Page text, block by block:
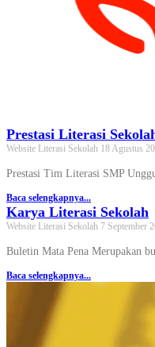
Prestasi Literasi
Website Literasi Sekolah 18 Agustus
Prestasi Tim Literasi SMP
Baca selengkapnya...
Karya Literasi Sekolah
Website Literasi Sekolah 7 September
Buletin Mata Pena Merupakan
Baca selengkapnya...